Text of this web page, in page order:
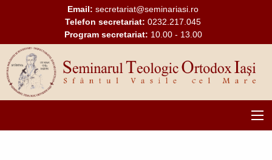
Mergi la conţinutul principal
Email: secretariat@seminariasi.ro
Telefon secretariat: 0232.217.045
Program secretariat: 10.00 - 13.00
Main